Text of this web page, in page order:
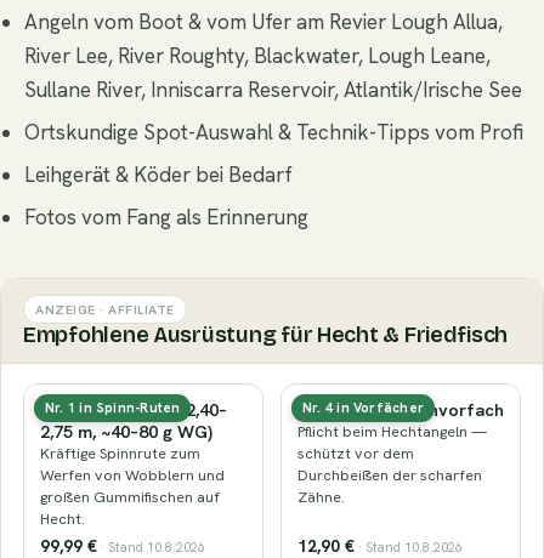
Angeln vom Boot & vom Ufer am Revier Lough Allua,
River Lee, River Roughty, Blackwater, Lough Leane,
Sullane River, Inniscarra Reservoir, Atlantik/Irische See
Ortskundige Spot-Auswahl & Technik-Tipps vom Profi
Leihgerät & Köder bei Bedarf
Fotos vom Fang als Erinnerung
ANZEIGE · AFFILIATE
Empfohlene Ausrüstung für Hecht & Friedfisch
Nr. 1 in Spinn-Ruten
Hecht-Spinnrute (2,40–
2,75 m, ~40–80 g WG)
Kräftige Spinnrute zum
Werfen von Wobblern und
großen Gummifischen auf
Hecht.
99,99 € · Stand 10.8.2026
Nr. 4 in Vorfächer
Stahl- oder Titanvorfach
Pflicht beim Hechtangeln —
schützt vor dem
Durchbeißen der scharfen
Zähne.
12,90 € · Stand 10.8.2026